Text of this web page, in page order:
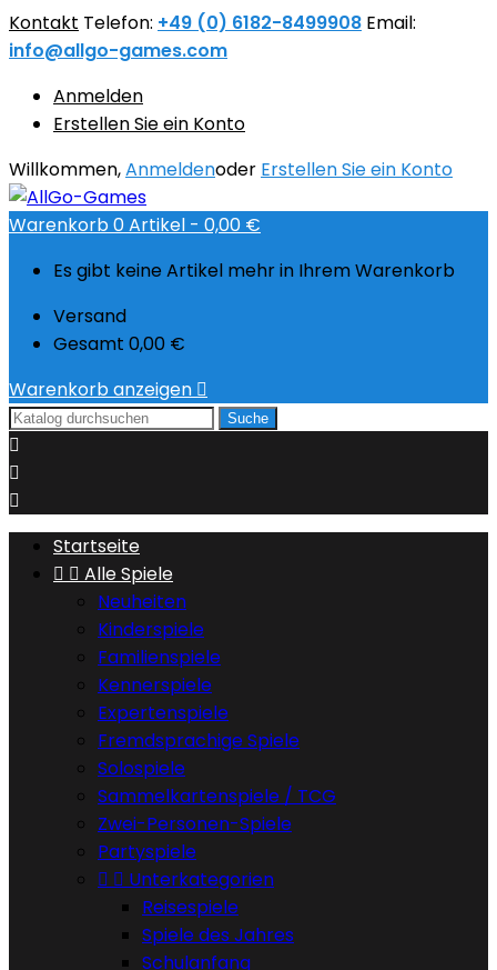
Kontakt Telefon: +49 (0) 6182-8499908 Email:
info@allgo-games.com
Anmelden
Erstellen Sie ein Konto
Willkommen,Anmeldenoder Erstellen Sie ein Konto
Warenkorb0Artikel - 0,00 €
Es gibt keine Artikel mehr in Ihrem Warenkorb
Versand
Gesamt 0,00 €
Warenkorb anzeigen 
Suche



Startseite
  Alle Spiele
Neuheiten
Kinderspiele
Familienspiele
Kennerspiele
Expertenspiele
Fremdsprachige Spiele
Solospiele
Sammelkartenspiele / TCG
Zwei-Personen-Spiele
Partyspiele
  Unterkategorien
Reisespiele
Spiele des Jahres
Schulanfang